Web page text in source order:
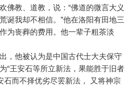
佛教、道教，说：“佛道的微言大义
诞我却不相信。”他在洛阳有田地三
为丧葬的费用。他一辈子粗茶淡
，他被认为是中国古代士大夫保守
“王安石等所立新法，果能胜于旧者
石而不择优劣尽罢新法， 又将神宗